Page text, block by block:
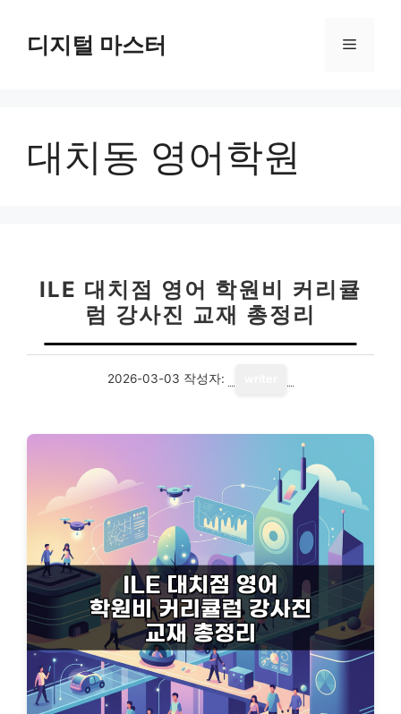
디지털 마스터 메
대치동 영어학원
ILE 대치점 영어 학원비 커리큘
럼 강사진 교재 총정리
2026-03-03 작성자: